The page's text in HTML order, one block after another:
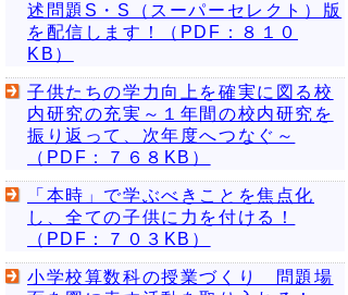
述問題S・S（スーパーセレクト）版
を配信します！（PDF：８１０
KB）
子供たちの学力向上を確実に図る校
内研究の充実～１年間の校内研究を
振り返って、次年度へつなぐ～
（PDF：７６８KB）
「本時」で学ぶべきことを焦点化
し、全ての子供に力を付ける！
（PDF：７０３KB）
小学校算数科の授業づくり 問題場